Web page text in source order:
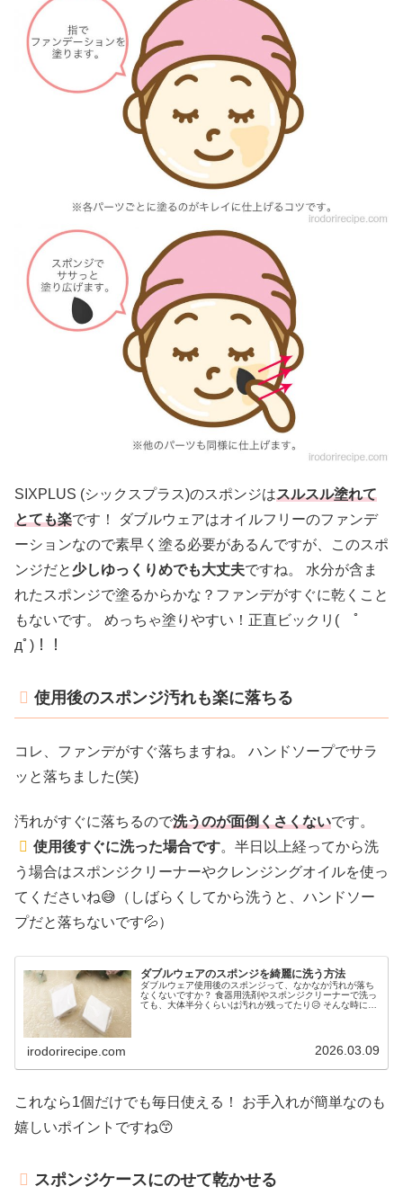
SIXPLUS (シックスプラス)のスポンジはスルスル塗れて
とても楽です！ ダブルウェアはオイルフリーのファンデ
ーションなので素早く塗る必要があるんですが、このスポ
ンジだと 少しゆっくりめでも大丈夫ですね。 水分が含ま
れたスポンジで塗るからかな？ファンデがすぐに乾くこと
もないです。 めっちゃ塗りやすい！正直ビックリ( ﾟ
дﾟ)！！
使用後のスポンジ汚れも楽に落ちる
コレ、ファンデがすぐ落ちますね。 ハンドソープでサラ
ッと落ちました(笑)
汚れがすぐに落ちるので洗うのが面倒くさくないです。
使用後すぐに洗った場合です。半日以上経ってから洗
う場合はスポンジクリーナーやクレンジングオイルを使っ
てくださいね😅（しばらくしてから洗うと、ハンドソー
プだと落ちないです💦）
ダブルウェアのスポンジを綺麗に洗う方法
ダブルウェア使用後のスポンジって、なかなか汚れが落ち
なくないですか？ 食器用洗剤やスポンジクリーナーで洗っ
ても、大体半分くらいは汚れが残ってたり😥 そんな時に是
irodorirecipe.com 2026.03.09
これなら1個だけでも毎日使える！ お手入れが簡単なのも
嬉しいポイントですね😙
スポンジケースにのせて乾かせる